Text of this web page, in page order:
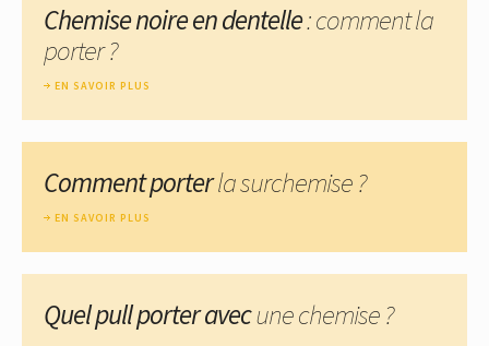
Chemise noire en dentelle: comment la
porter ?
EN SAVOIR PLUS
Comment porterla surchemise ?
EN SAVOIR PLUS
Quel pull porter avecune chemise ?